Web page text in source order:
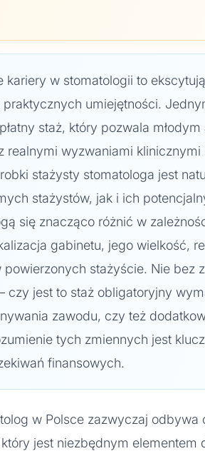
kariery w stomatologii to
umiejętności.
staż, który pozwala
realnymi wyzwaniami klinicznymi
stażysty stomatologa jest
stażystów, jak i ich
się znacząco różnić w
gabinetu, jego wielkość,
powierzonych stażyście. Nie bez
czy jest to staż obligatoryjny
zawodu, czy też
tych zmiennych jest
finansowych.
w Polsce zazwyczaj odbywa
jest niezbędnym elementem